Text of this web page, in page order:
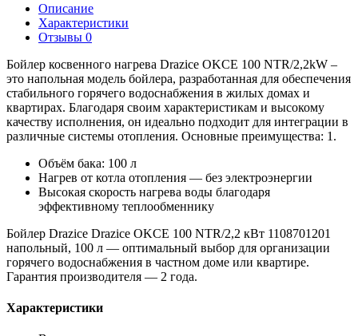
Описание
Характеристики
Отзывы 0
Бойлер косвенного нагрева Drazice OKCE 100 NTR/2,2kW –
это напольная модель бойлера, разработанная для обеспечения
стабильного горячего водоснабжения в жилых домах и
квартирах. Благодаря своим характеристикам и высокому
качеству исполнения, он идеально подходит для интеграции в
различные системы отопления. Основные преимущества: 1.
Объём бака: 100 л
Нагрев от котла отопления — без электроэнергии
Высокая скорость нагрева воды благодаря
эффективному теплообменнику
Бойлер Drazice Drazice OKCE 100 NTR/2,2 кВт 1108701201
напольный, 100 л — оптимальный выбор для организации
горячего водоснабжения в частном доме или квартире.
Гарантия производителя — 2 года.
Характеристики